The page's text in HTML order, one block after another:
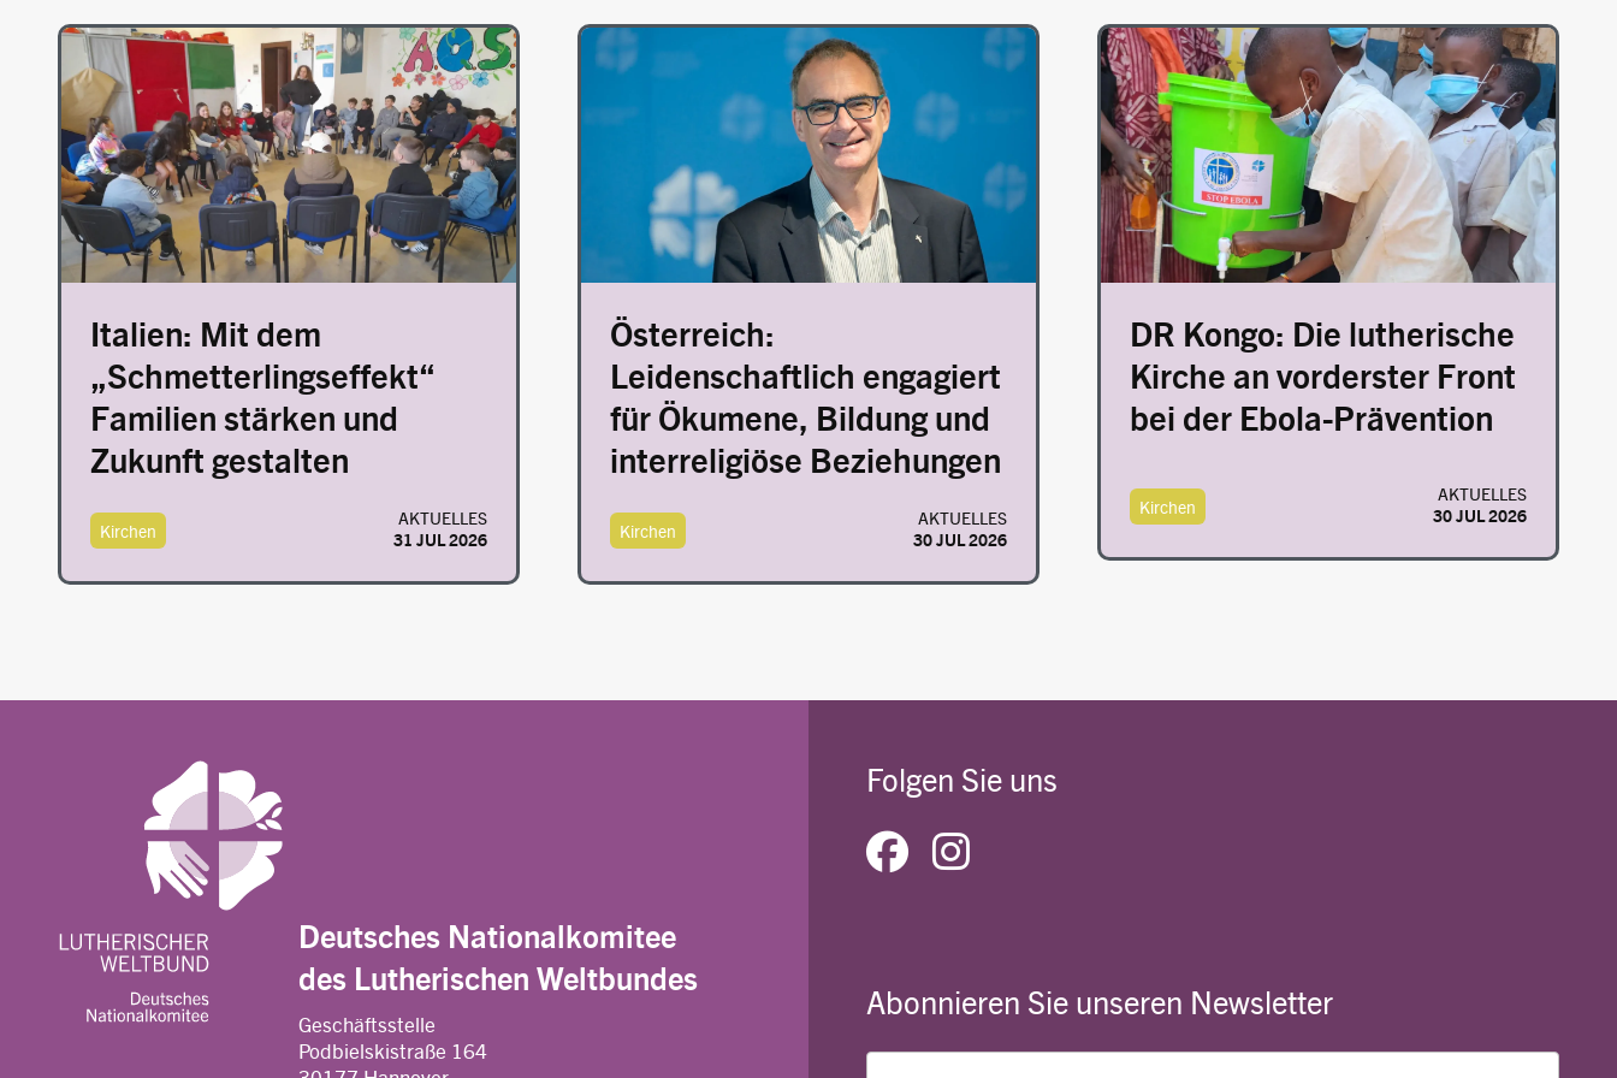
Image
Italien: Mit dem
„Schmetterlingseffekt“
Familien stärken und
Zukunft gestalten
Kirchen
AKTUELLES
31 JUL 2026
Image
Österreich:
Leidenschaftlich engagiert
für Ökumene, Bildung und
interreligiöse Beziehungen
Kirchen
AKTUELLES
30 JUL 2026
Image
DR Kongo: Die lutherische
Kirche an vorderster Front
bei der Ebola-Prävention
Kirchen
AKTUELLES
30 JUL 2026
Deutsches Nationalkomitee
des Lutherischen Weltbundes
Geschäftsstelle
Podbielskistraße 164
Folgen Sie uns
Abonnieren Sie unseren Newsletter